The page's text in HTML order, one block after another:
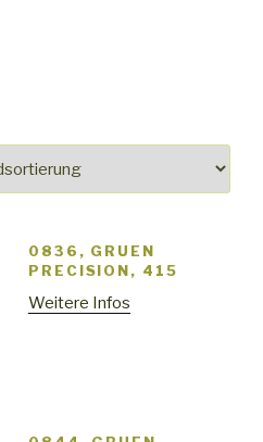
0836, GRUEN
PRECISION, 415
Weitere Infos